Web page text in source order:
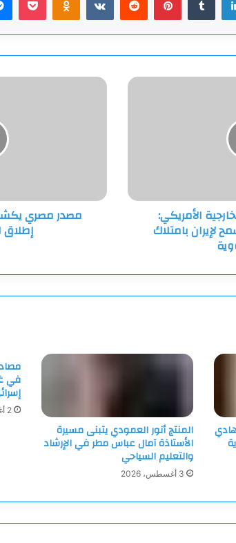
الأمريكي:
لإيران بامتلاك
مصدر
في
مصدر مصري
إطلاق
المنتج أنور العمودي يتبنى مسيرة
الأستاذة آمال عباس مطر في الإرشاد
والتعليم السياحي
3 أغسطس، 2026
في
2 أغسطس، 2026